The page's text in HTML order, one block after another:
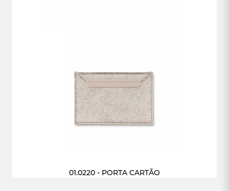
01.0220 - PORTA CARTÃO